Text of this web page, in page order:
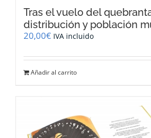
Tras el vuelo del
distribución y población
20,00€ IVA incluido
Añadir al carrito